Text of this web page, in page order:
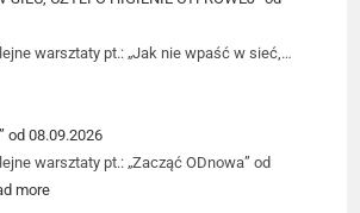
warsztaty pt.: „Jak nie wpaść w sieć,…
od 08.09.2026
warsztaty pt.: „Zacząć ODnowa” od
more